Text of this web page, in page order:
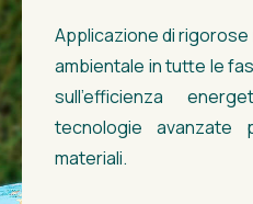
Applicazione di
ambientale in tutte le
sull'efficienza
tecnologie
materiali.